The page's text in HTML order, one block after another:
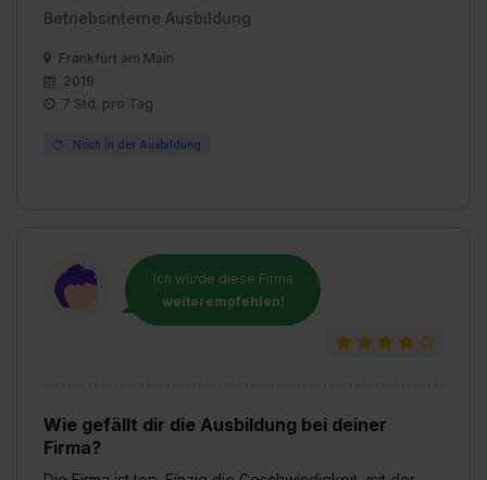
Betriebsinterne Ausbildung
Frankfurt am Main
2019
7 Std. pro Tag
Noch in der Ausbildung
Ich würde diese Firma
weiterempfehlen!
Wie gefällt dir die Ausbildung bei deiner
Firma?